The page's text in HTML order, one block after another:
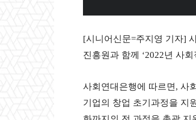
[시니어신문=주지영 기자]
진흥원과 함께 ‘2022년 사
사회연대은행에 따르면, 사
기업의 창업 초기과정을 지